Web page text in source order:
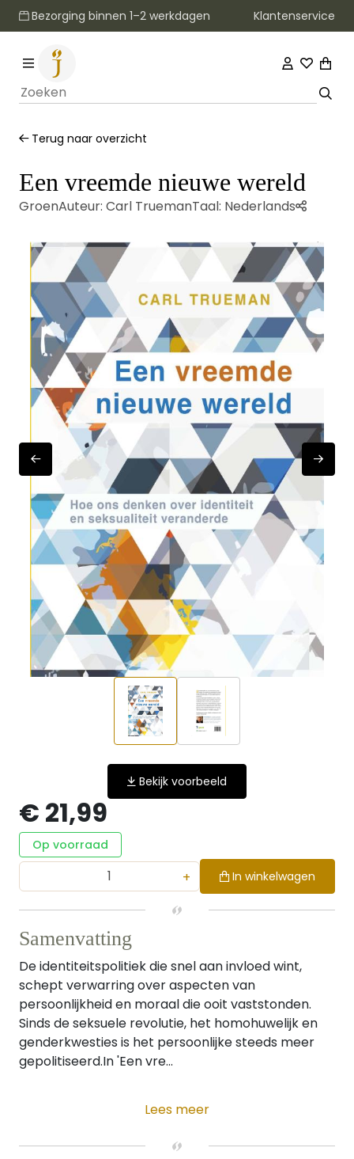
Bezorging binnen 1–2 werkdagen Klantenservice
Terug naar overzicht
Een vreemde nieuwe wereld
GroenAuteur: Carl TruemanTaal: Nederlands
Bekijk voorbeeld
€ 21,99
Op voorraad
+ In winkelwagen
Samenvatting
De identiteitspolitiek die snel aan invloed wint,
schept verwarring over aspecten van
persoonlijkheid en moraal die ooit vaststonden.
Sinds de seksuele revolutie, het homohuwelijk en
genderkwesties is het persoonlijke steeds meer
gepolitiseerd.In 'Een vre...
Lees meer